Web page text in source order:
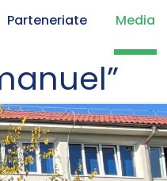
Parteneriate Media